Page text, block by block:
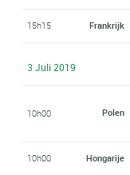
15h15 Frankrijk
3 Juli 2019
10h00 Polen
10h00 Hongarije